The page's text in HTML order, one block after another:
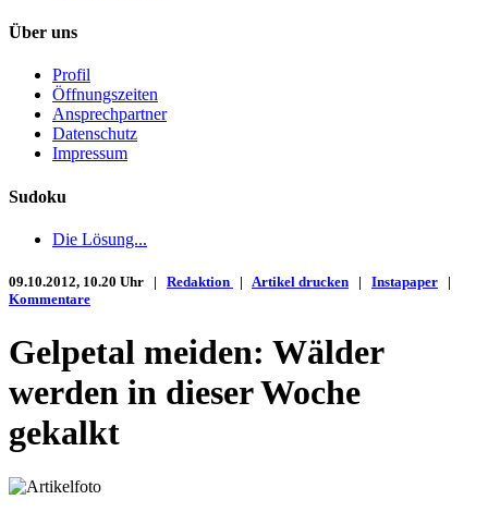
Über uns
Profil
Öffnungszeiten
Ansprechpartner
Datenschutz
Impressum
Sudoku
Die Lösung...
09.10.2012, 10.20 Uhr | Redaktion | Artikel drucken | Instapaper |
Kommentare
Gelpetal meiden: Wälder
werden in dieser Woche
gekalkt